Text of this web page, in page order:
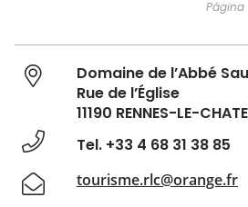
Domaine de l’Abbé
Rue de l’Église
11190 RENNES-LE-
Tel. +33 4 68 31 38 85
tourisme.rlc@orange.fr